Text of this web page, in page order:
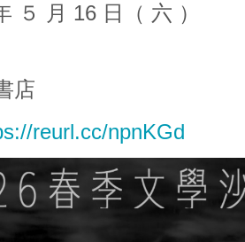
月 16 日（ 六 ）
店
reurl.cc/npnKGd